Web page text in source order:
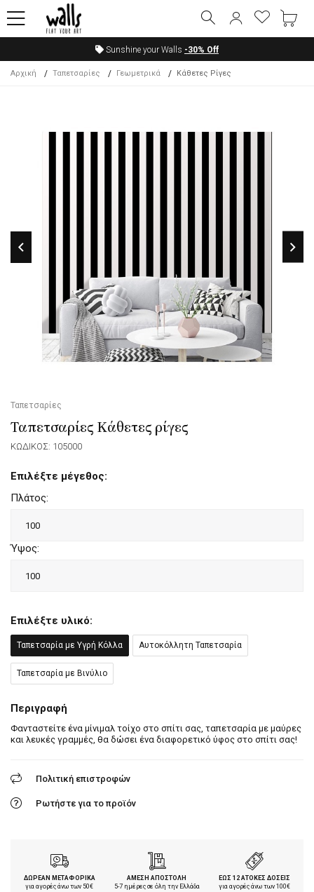
Sunshine your Walls -30% Off
Αρχική Ταπετσαρίες Γεωμετρικά Κάθετες Ρίγες
Ταπετσαρίες
Ταπετσαρίες Κάθετες ρίγες
ΚΩΔΙΚΟΣ: 105000
Επιλέξτε μέγεθος:
Πλάτος:
Ύψος:
Επιλέξτε υλικό:
Ταπετσαρία με Υγρή Κόλλα Αυτοκόλλητη Ταπετσαρία
Ταπετσαρία με Βινύλιο
Περιγραφή
Φανταστείτε ένα μίνιμαλ τοίχο στο σπίτι σας, ταπετσαρία με μαύρες
και λευκές γραμμές, θα δώσει ένα διαφορετικό ύφος στο σπίτι σας!
Πολιτική επιστροφών
Ρωτήστε για το προϊόν
ΔΩΡΕΑΝ ΜΕΤΑΦΟΡΙΚΑ
για αγορές άνω των 50€
ΑΜΕΣΗ ΑΠΟΣΤΟΛΗ
5-7 ημέρες σε όλη την Ελλάδα
ΕΩΣ 12 ΑΤΟΚΕΣ ΔΟΣΕΙΣ
για αγορές άνω των 100€